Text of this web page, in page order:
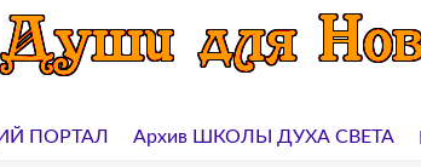
ПОРТАЛ Архив ШКОЛЫ ДУХА СВЕТА